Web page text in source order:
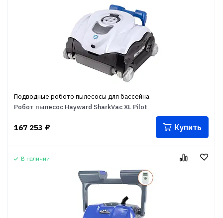
Подводные робото пылесосы для бассейна
Робот пылесос Hayward SharkVac XL Pilot
167 253 ₽ Купить
В наличии